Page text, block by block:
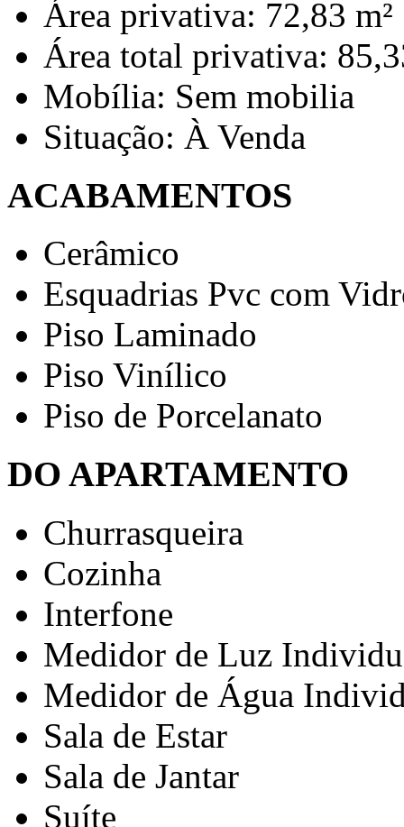
Área privativa: 72,83 m²
Área total privativa:
Mobília: Sem mobilia
Situação: À Venda
ACABAMENTOS
Cerâmico
Esquadrias Pvc com
Piso Laminado
Piso Vinílico
Piso de Porcelanato
DO APARTAMENTO
Churrasqueira
Cozinha
Interfone
Medidor de Luz
Medidor de Água
Sala de Estar
Sala de Jantar
Suíte